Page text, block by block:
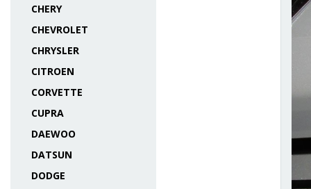
CHERY
CHEVROLET
CHRYSLER
CITROEN
CORVETTE
CUPRA
DAEWOO
DATSUN
DODGE